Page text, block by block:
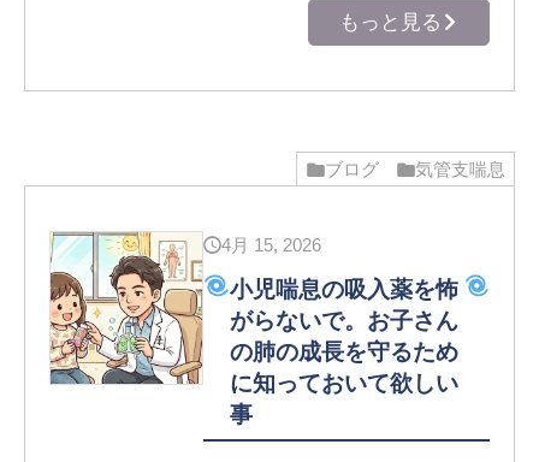
もっと見る
ブログ 気管支喘息
4月 15, 2026
小児喘息の吸入薬を怖
がらないで。お子さん
の肺の成長を守るため
に知っておいて欲しい
事